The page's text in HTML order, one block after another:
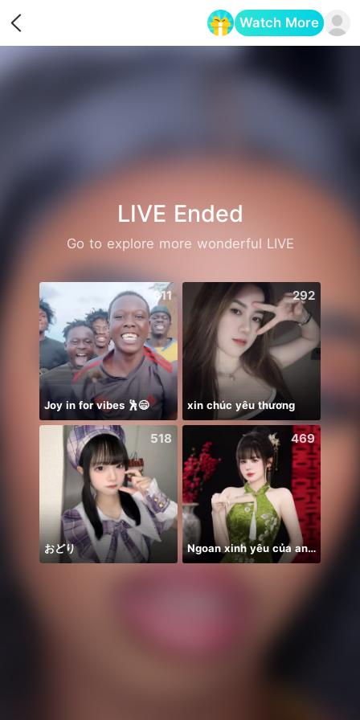
Watch More
LIVE Ended
Go to explore more wonderful LIVE
611
Joy in for vibes 🕺😄
292
xin chúc yêu thương
518
おどり
469
Ngoan xinh yêu của anh nè🌸